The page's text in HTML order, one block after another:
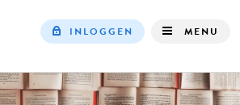
navigation
INLOGGEN MENU